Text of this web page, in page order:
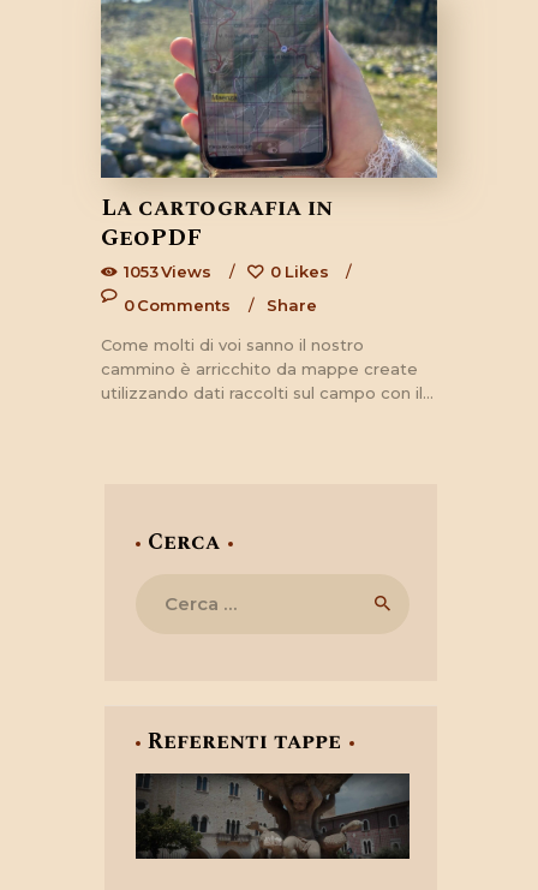
La cartografia in
GeoPDF
1053Views 0 Likes
0Comments Share
Come molti di voi sanno il nostro
cammino è arricchito da mappe create
utilizzando dati raccolti sul campo con il…
Cerca
per:
Referenti tappe